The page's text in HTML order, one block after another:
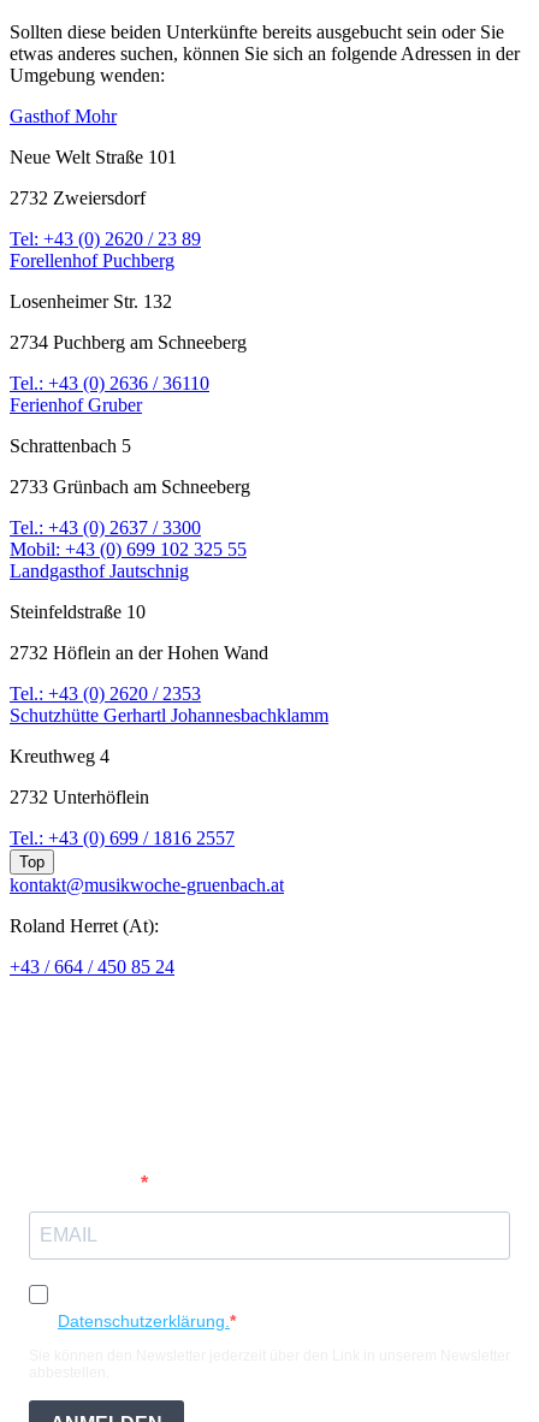
Sollten diese beiden Unterkünfte bereits ausgebucht sein oder Sie
etwas anderes suchen, können Sie sich an folgende Adressen in der
Umgebung wenden:
Gasthof Mohr
Neue Welt Straße 101
2732 Zweiersdorf
Tel: +43 (0) 2620 / 23 89
Forellenhof Puchberg
Losenheimer Str. 132
2734 Puchberg am Schneeberg
Tel.: +43 (0) 2636 / 36110
Ferienhof Gruber
Schrattenbach 5
2733 Grünbach am Schneeberg
Tel.: +43 (0) 2637 / 3300
Mobil: +43 (0) 699 102 325 55
Landgasthof Jautschnig
Steinfeldstraße 10
2732 Höflein an der Hohen Wand
Tel.: +43 (0) 2620 / 2353
Schutzhütte Gerhartl Johannesbachklamm
Kreuthweg 4
2732 Unterhöflein
Tel.: +43 (0) 699 / 1816 2557
Top
kontakt@musikwoche-gruenbach.at
Roland Herret (At):
+43 / 664 / 450 85 24
Datenschutzerklärung.